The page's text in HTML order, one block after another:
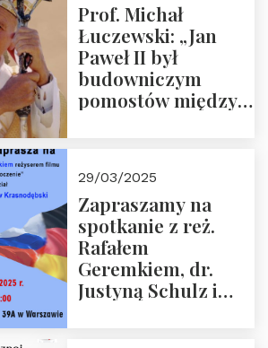
Prof. Michał
Łuczewski: „Jan
Paweł II był
budowniczym
pomostów między
29/03/2025
Zapraszamy na
spotkanie z reż.
Rafałem
Geremkiem, dr.
Justyną Schulz i